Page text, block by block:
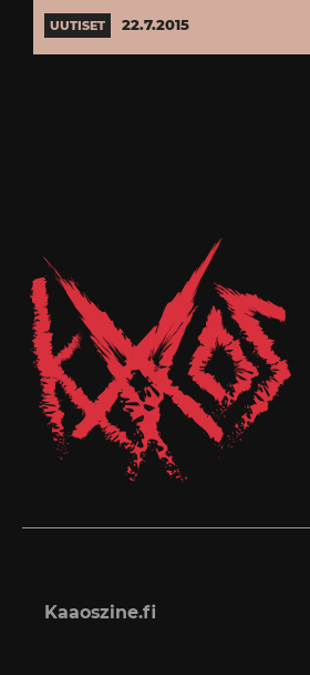
UUTISET 22.7.2015
Kaaoszine.fi